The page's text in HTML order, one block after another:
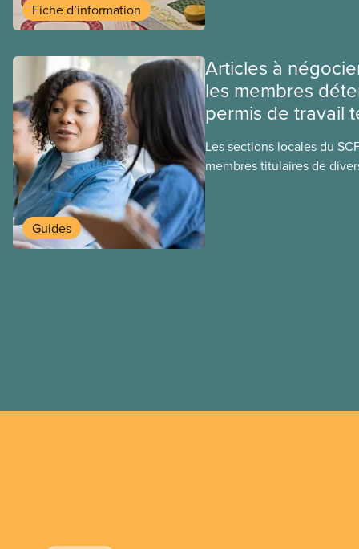
Fiche d’information
Guides
Articles à
les membres
permis de travail
Les sections locales du
membres titulaires de